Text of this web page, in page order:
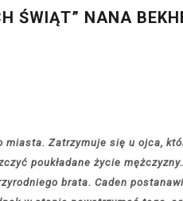
ŚWIĄT” NANA
Zatrzymuje się u ojca,
poukładane życie
brata. Caden